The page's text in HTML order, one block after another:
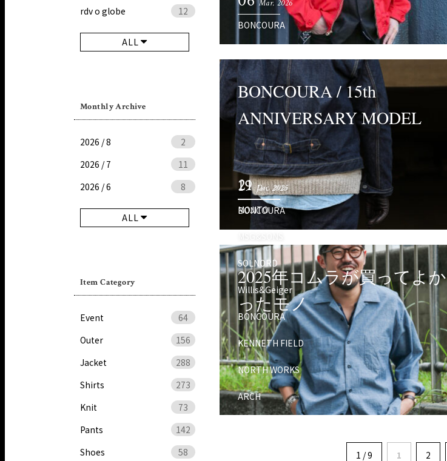
rdv o globe
12
ALL
Monthly Archive
2026 / 8
2
2026 / 7
11
2026 / 6
8
ALL
Item Category
Event
64
Outer
156
Jacket
288
Shirts
273
Knit
73
Pants
142
Shoes
58
Mar. 2026
BONCOURA
BONCOURA / 15th
ANNIVERSARY MODEL
19 Jan. 2026
BONCOURA
2025年コムラが買ってよか
ったモノ
21 Dec. 2025
MOJITO
SOLNORD
Willis&Geiger
BONCOURA
KENNETH FIELD
NORTH WORKS
ARCH
1 / 9 1 2